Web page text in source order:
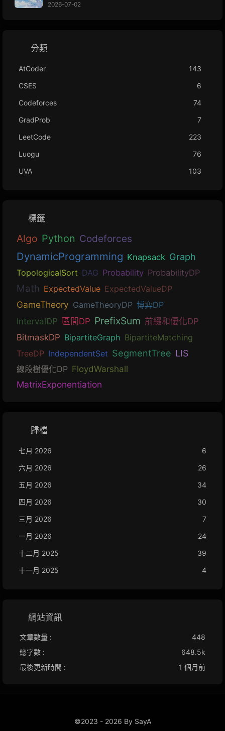
2026-07-02
分類
AtCoder
143
CSES
6
Codeforces
74
GradProb
7
LeetCode
223
Luogu
76
UVA
103
標籤
Algo Python Codeforces
DynamicProgramming Knapsack Graph
TopologicalSort DAG Probability ProbabilityDP
Math ExpectedValue ExpectedValueDP
GameTheory GameTheoryDP 博弈DP
IntervalDP 區間DP PrefixSum 前綴和優化DP
BitmaskDP BipartiteGraph BipartiteMatching
TreeDP IndependentSet SegmentTree LIS
線段樹優化DP FloydWarshall
MatrixExponentiation
歸檔
七月 2026
6
六月 2026
26
五月 2026
34
四月 2026
30
三月 2026
7
一月 2026
24
十二月 2025
39
十一月 2025
4
網站資訊
文章數量 :
448
總字數 :
648.5k
最後更新時間 :
1 個月前
©2023 - 2026 By SayA